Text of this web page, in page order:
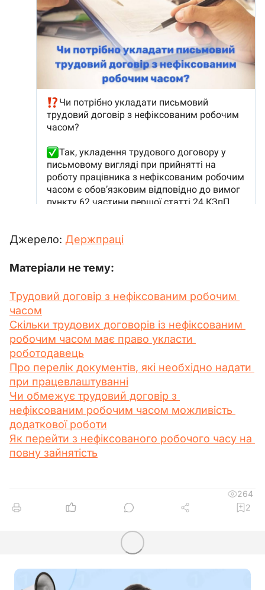
Джерело: Держпраці
Матеріали не тему:
Трудовий договір з нефіксованим робочим
часом
Скільки трудових договорів із нефіксованим
робочим часом має право укласти
роботодавець
Про перелік документів, які необхідно надати
при працевлаштуванні
Чи обмежує трудовий договір з
нефіксованим робочим часом можливість
додаткової роботи
Як перейти з нефіксованого робочого часу на
повну зайнятість
264
2